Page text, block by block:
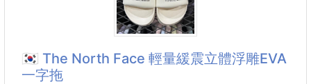
✔ 熱沖香濃、冰飲爽口
✔ 即沖即飲，
🇰🇷 The North Face 輕量緩震立體浮雕EVA
一字拖